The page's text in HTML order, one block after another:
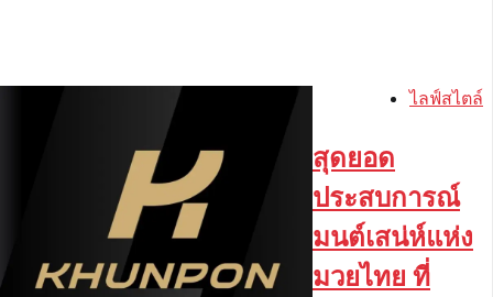
ไลฟ์สไตล์
สุดยอด
ประสบการณ์
มนต์เสน่ห์แห่ง
มวยไทย ที่